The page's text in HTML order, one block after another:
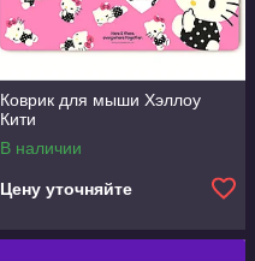
Коврик для мыши Хэллоу
Кити
В наличии
Цену уточняйте